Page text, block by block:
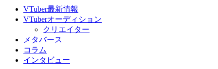
VTuber最新情報
VTuberオーディション
クリエイター
メタバース
コラム
インタビュー